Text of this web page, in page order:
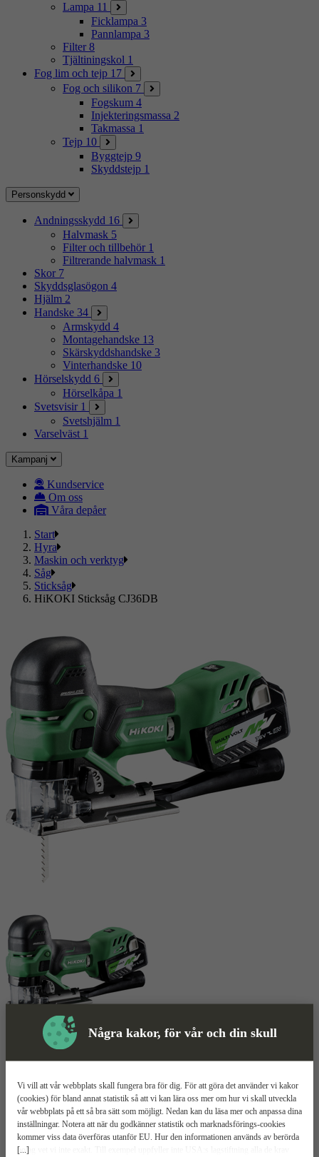
Några kakor, för vår och din skull
[...]
Vi vill att vår webbplats skall fungera bra för dig. För att göra det använder vi kakor
(cookies) för bland annat statistik så att vi kan lära oss mer om hur vi skall utveckla
vår webbplats på ett så bra sätt som möjligt. Nedan kan du läsa mer och anpassa dina
inställningar. Notera att när du godkänner statistik och marknadsförings-cookies
kommer viss data överföras utanför EU. Hur den informationen används av berörda
bolag vet vi inte exakt. Till exempel uppfyller inte USA:s lagstiftning alla de krav
Lampa 11
Ficklampa 3
Pannlampa 3
Filter 8
Tjältiningskol 1
Fog lim och tejp 17
Fog och silikon 7
Fogskum 4
Injekteringsmassa 2
Takmassa 1
Tejp 10
Byggtejp 9
Skyddstejp 1
Personskydd
Andningsskydd 16
Halvmask 5
Filter och tillbehör 1
Filtrerande halvmask 1
Skor 7
Skyddsglasögon 4
Hjälm 2
Handske 34
Armskydd 4
Montagehandske 13
Skärskyddshandske 3
Vinterhandske 10
Hörselskydd 6
Hörselkåpa 1
Svetsvisir 1
Svetshjälm 1
Varselväst 1
Kampanj
Kundservice
Om oss
Våra depåer
Start
Hyra
Maskin och verktyg
Såg
Sticksåg
HiKOKI Sticksåg CJ36DB
Mer information
HiKOKI CJ36DB
Kolborstfri motor
Ergonomisk och smidig design